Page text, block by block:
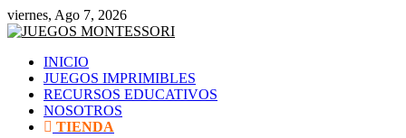
Saltar
al
viernes, Ago 7, 2026
INICIO
JUEGOS IMPRIMIBLES
RECURSOS EDUCATIVOS
NOSOTROS
TIENDA